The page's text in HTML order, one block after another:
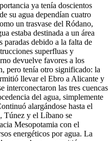
ya tenía doscientos
su agua dependían cuatro
un trasvase del Ródano,
estaba destinada a un área
paradas debido a la falta de
superfluas y
devuelve favores a los
pero tenía otro significado: la
llevar el Ebro a Alicante y
interconectaron las tres cuencas
del agua, simplemente
alargándose hasta el
Túnez y el Líbano se
Mesopotamia con el
energéticos por agua. La